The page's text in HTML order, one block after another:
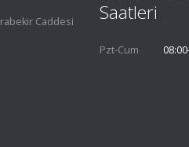
Caddesi
Saatleri
Pzt-Cum